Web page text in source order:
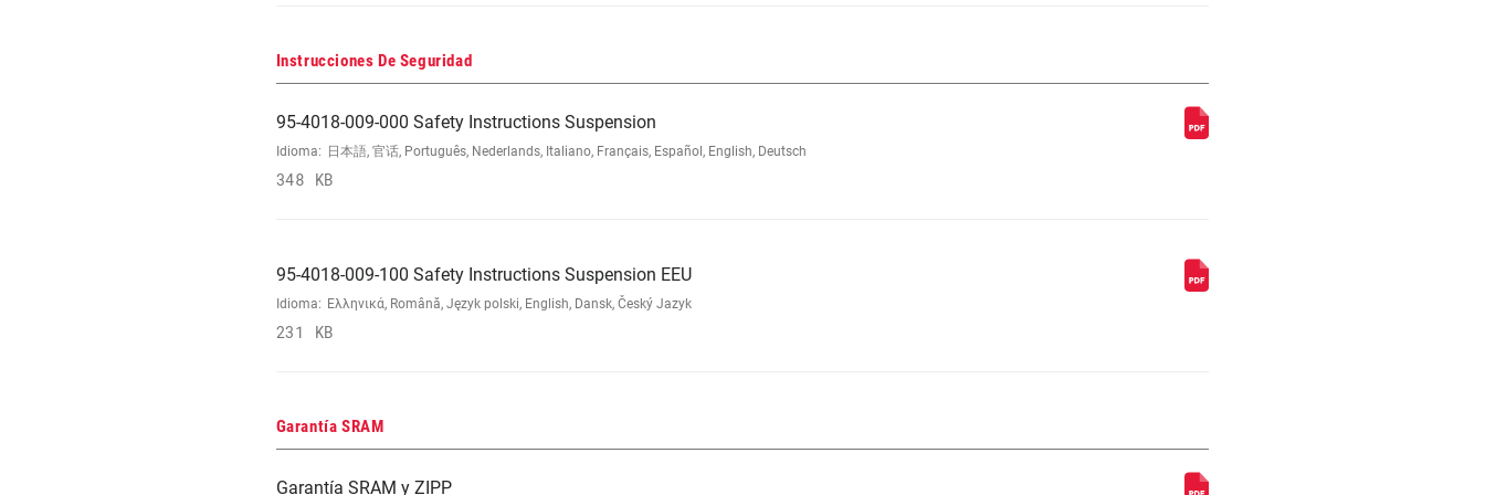
Instrucciones De Seguridad
95-4018-009-000 Safety Instructions Suspension
Idioma: 日本語, 官话, Português, Nederlands, Italiano, Français, Español, English, Deutsch
348 KB
95-4018-009-100 Safety Instructions Suspension EEU
Idioma: Ελληνικά, Română, Język polski, English, Dansk, Český Jazyk
231 KB
Garantía SRAM
Garantía SRAM y ZIPP